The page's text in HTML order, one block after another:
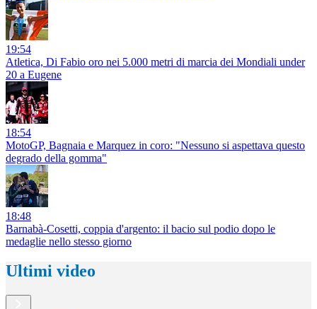
19:54
Atletica, Di Fabio oro nei 5.000 metri di marcia dei Mondiali under
20 a Eugene
18:54
MotoGP, Bagnaia e Marquez in coro: "Nessuno si aspettava questo
degrado della gomma"
18:48
Barnabà-Cosetti, coppia d'argento: il bacio sul podio dopo le
medaglie nello stesso giorno
Ultimi video